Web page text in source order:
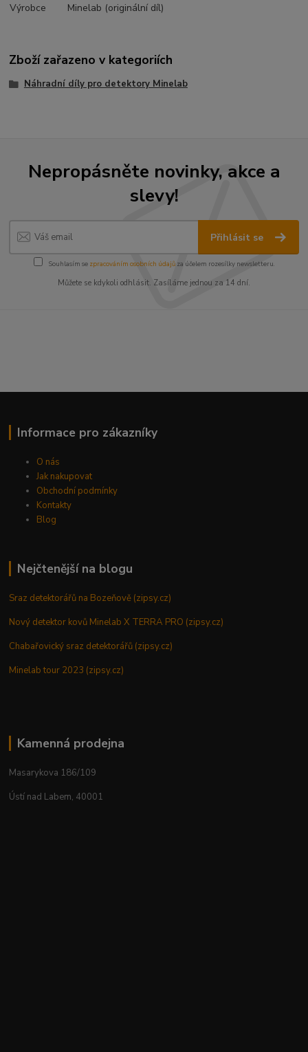
Výrobce
Minelab (originální díl)
Zboží zařazeno v kategoriích
Náhradní díly pro detektory Minelab
Nepropásněte novinky, akce a
slevy!
Přihlásit se
Souhlasím se zpracováním osobních údajůza účelem rozesílky newsletteru.
Můžete se kdykoli odhlásit. Zasíláme jednou za 14 dní.
Informace pro zákazníky
O nás
Jak nakupovat
Obchodní podmínky
Kontakty
Blog
Nejčtenější na blogu
Sraz detektorářů na Bozeňově (zipsy.cz)
Nový detektor kovů Minelab X TERRA PRO (zipsy.cz)
Chabařovický sraz detektorářů (zipsy.cz)
Minelab tour 2023 (zipsy.cz)
Kamenná prodejna
Masarykova 186/109
Ústí nad Labem, 40001